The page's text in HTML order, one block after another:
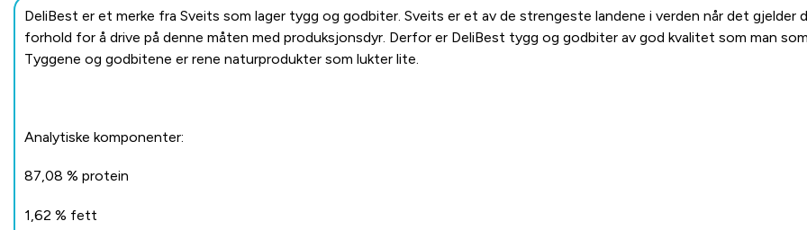
DeliBest er et merke fra Sveits som lager tygg og godbiter. Sveits er et av de strengeste landene i verden når det gjelder
forhold for å drive på denne måten med produksjonsdyr. Derfor er DeliBest tygg og godbiter av god kvalitet som man
Tyggene og godbitene er rene naturprodukter som lukter lite.
Analytiske komponenter:
87,08 % protein
1,62 % fett